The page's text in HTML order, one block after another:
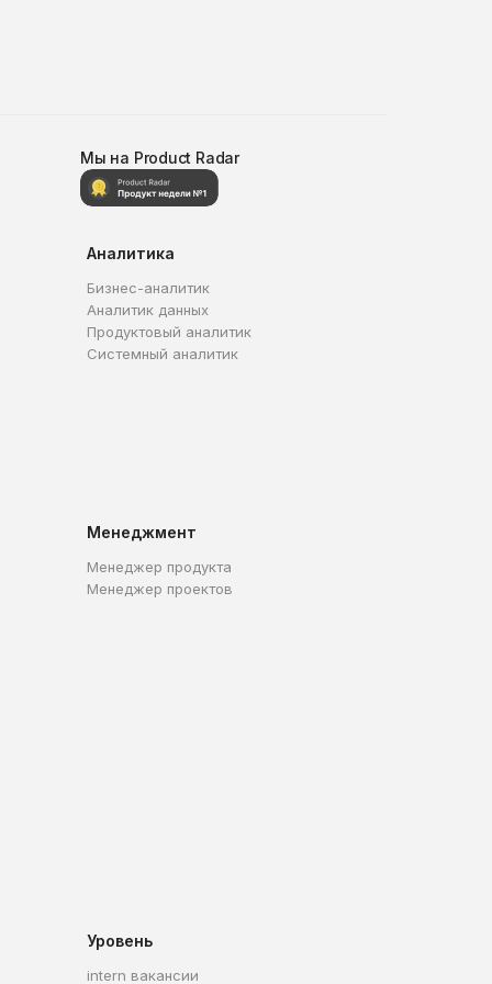
Мы на Product Radar
Аналитика
Бизнес-аналитик
Аналитик данных
Продуктовый аналитик
Системный аналитик
Менеджмент
Менеджер продукта
Менеджер проектов
Уровень
intern вакансии